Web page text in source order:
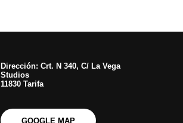
Dirección: Crt. N 340, C/ La Vega
Studios
11830 Tarifa
GOOGLE MAP